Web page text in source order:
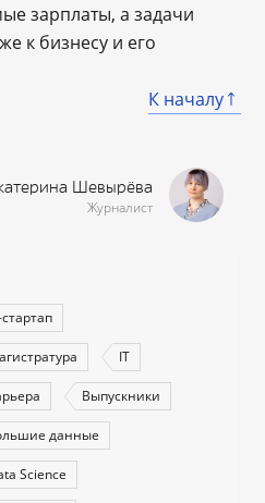
зарплаты, а задачи
к бизнесу и его
К началу
Шевырёва
Журналист
стартап
IT
Выпускники
данные
Science